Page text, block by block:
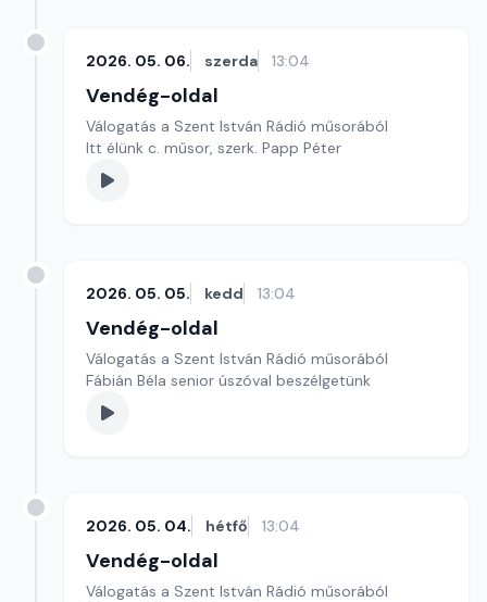
2026. 05. 06. szerda 13:04
Vendég-oldal
Válogatás a Szent István Rádió műsorából
Itt élünk c. műsor, szerk. Papp Péter
2026. 05. 05. kedd 13:04
Vendég-oldal
Válogatás a Szent István Rádió műsorából
Fábián Béla senior úszóval beszélgetünk
2026. 05. 04. hétfő 13:04
Vendég-oldal
Válogatás a Szent István Rádió műsorából